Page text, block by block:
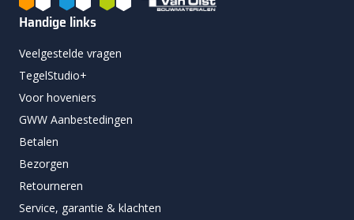
Handige links
Veelgestelde vragen
TegelStudio+
Voor hoveniers
GWW Aanbestedingen
Betalen
Bezorgen
Retourneren
Service, garantie & klachten